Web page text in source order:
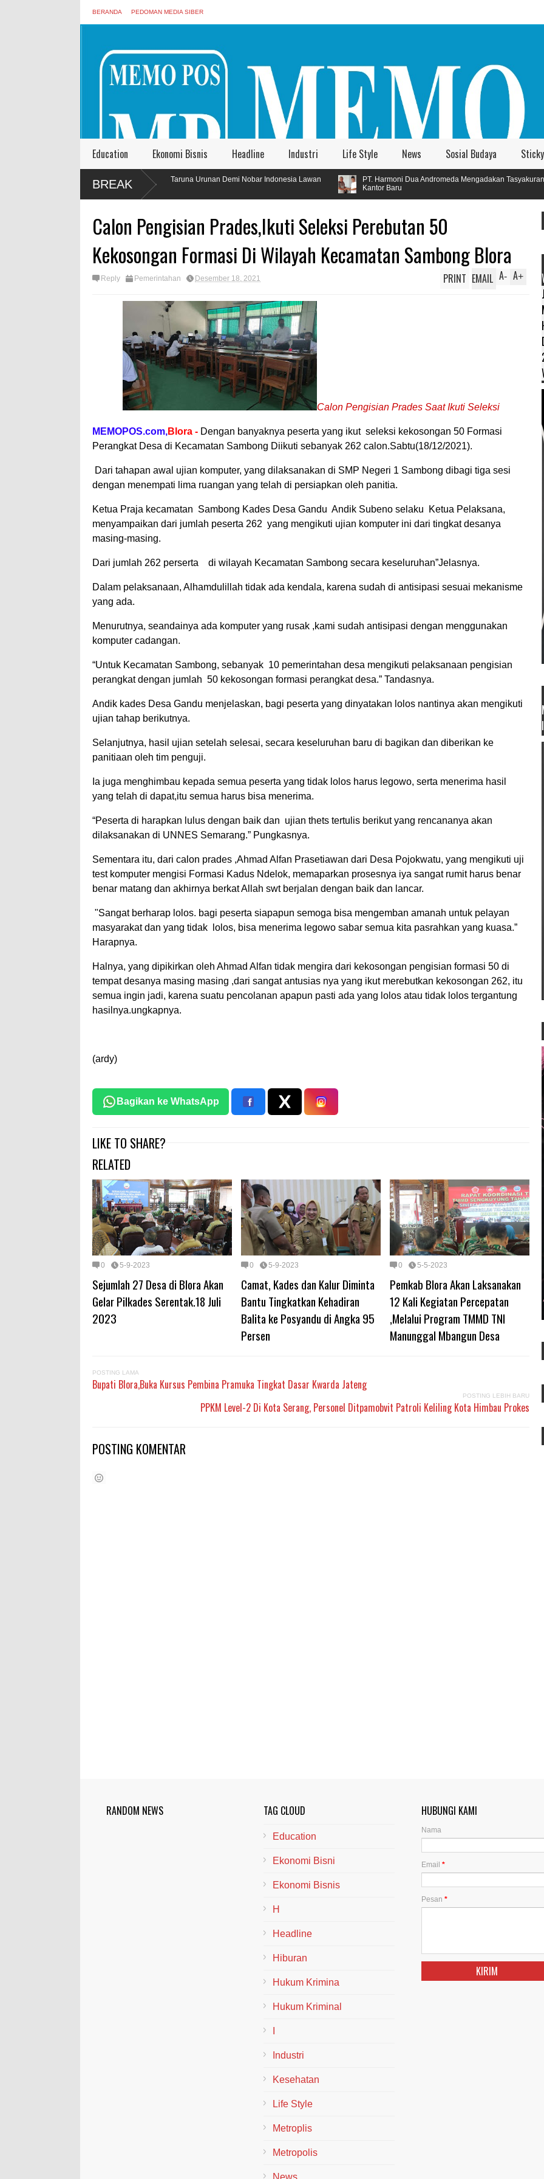
BERANDA PEDOMAN MEDIA SIBER
Education Ekonomi Bisnis Headline Industri Life Style News Sosial Budaya Sticky
BREAK
Anggota Karang Taruna Urunan Demi Nobar Indonesia Lawan
PT. Harmoni Dua Andromeda Mengadakan Tasyakuran
Sanggar
Calon Pengisian Prades,Ikuti Seleksi Perebutan 50
Kekosongan Formasi Di Wilayah Kecamatan Sambong Blora
Reply Pemerintahan Desember 18, 2021 A+
A-
PRINT EMAIL
Calon Pengisian Prades Saat Ikuti Seleksi
MEMOPOS.com,Blora - Dengan banyaknya peserta yang ikut seleksi kekosongan 50 Formasi
Perangkat Desa di Kecamatan Sambong Diikuti sebanyak 262 calon.Sabtu(18/12/2021).
Dari tahapan awal ujian komputer, yang dilaksanakan di SMP Negeri 1 Sambong dibagi tiga sesi
dengan menempati lima ruangan yang telah di persiapkan oleh panitia.
Ketua Praja kecamatan Sambong Kades Desa Gandu Andik Subeno selaku Ketua Pelaksana,
menyampaikan dari jumlah peserta 262 yang mengikuti ujian komputer ini dari tingkat desanya
masing-masing.
Dari jumlah 262 perserta di wilayah Kecamatan Sambong secara keseluruhan”Jelasnya.
Dalam pelaksanaan, Alhamdulillah tidak ada kendala, karena sudah di antisipasi sesuai mekanisme
yang ada.
Menurutnya, seandainya ada komputer yang rusak ,kami sudah antisipasi dengan menggunakan
komputer cadangan.
“Untuk Kecamatan Sambong, sebanyak 10 pemerintahan desa mengikuti pelaksanaan pengisian
perangkat dengan jumlah 50 kekosongan formasi perangkat desa.” Tandasnya.
Andik kades Desa Gandu menjelaskan, bagi peserta yang dinyatakan lolos nantinya akan mengikuti
ujian tahap berikutnya.
Selanjutnya, hasil ujian setelah selesai, secara keseluruhan baru di bagikan dan diberikan ke
panitiaan oleh tim penguji.
Ia juga menghimbau kepada semua peserta yang tidak lolos harus legowo, serta menerima hasil
yang telah di dapat,itu semua harus bisa menerima.
“Peserta di harapkan lulus dengan baik dan ujian thets tertulis berikut yang rencananya akan
dilaksanakan di UNNES Semarang.” Pungkasnya.
Sementara itu, dari calon prades ,Ahmad Alfan Prasetiawan dari Desa Pojokwatu, yang mengikuti uji
test komputer mengisi Formasi Kadus Ndelok, memaparkan prosesnya iya sangat rumit harus benar
benar matang dan akhirnya berkat Allah swt berjalan dengan baik dan lancar.
"Sangat berharap lolos. bagi peserta siapapun semoga bisa mengemban amanah untuk pelayan
masyarakat dan yang tidak lolos, bisa menerima legowo sabar semua kita pasrahkan yang kuasa.”
Harapnya.
Halnya, yang dipikirkan oleh Ahmad Alfan tidak mengira dari kekosongan pengisian formasi 50 di
tempat desanya masing masing ,dari sangat antusias nya yang ikut merebutkan kekosongan 262, itu
semua ingin jadi, karena suatu pencolanan apapun pasti ada yang lolos atau tidak lolos tergantung
hasilnya.ungkapnya.
(ardy)
Bagikan ke WhatsApp
LIKE TO SHARE?
RELATED
0 5-9-2023
Sejumlah 27 Desa di Blora Akan
Gelar Pilkades Serentak.18 Juli
2023
0 5-9-2023
Camat, Kades dan Kalur Diminta
Bantu Tingkatkan Kehadiran
Balita ke Posyandu di Angka 95
Persen
0 5-5-2023
Pemkab Blora Akan Laksanakan
12 Kali Kegiatan Percepatan
,Melalui Program TMMD TNI
Manunggal Mbangun Desa
POSTING LAMA
Bupati Blora,Buka Kursus Pembina Pramuka Tingkat Dasar Kwarda Jateng
POSTING LEBIH BARU
PPKM Level-2 Di Kota Serang, Personel Ditpamobvit Patroli Keliling Kota Himbau Prokes
POSTING KOMENTAR
RANDOM NEWS TAG CLOUD
Education
Ekonomi Bisni
Ekonomi Bisnis
H
Headline
Hiburan
Hukum Krimina
Hukum Kriminal
Industri
Kesehatan
Life Style
Metroplis
Metropolis
News
HUBUNGI KAMI
Nama
Email *
Pesan *